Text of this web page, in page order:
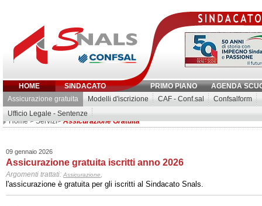
HOME SINDACATO PRIMO PIANO
AGENDA
Assicurazione gratuita
Modelli d'iscrizione CAF - Conf.sal Confsalform
Ufficio Legale - Sentenze
Inserisci parola chiave:
Home>Servizi>Assicurazione Gratuita
09 gennaio 2026
Assicurazione gratuita iscritti anno 2026
Argomenti trattati: Assicurazione
l'assicurazione è gratuita per gli iscritti al Sindacato Snals.